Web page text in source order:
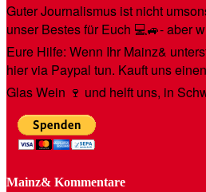
Guter Journalismus ist nicht
unser Bestes für Euch 💻🚙- aber
Eure Hilfe: Wenn Ihr Mainz&
hier via Paypal tun. Kauft uns
Glas Wein 🍷 und helft uns, in
Mainz& Kommentare